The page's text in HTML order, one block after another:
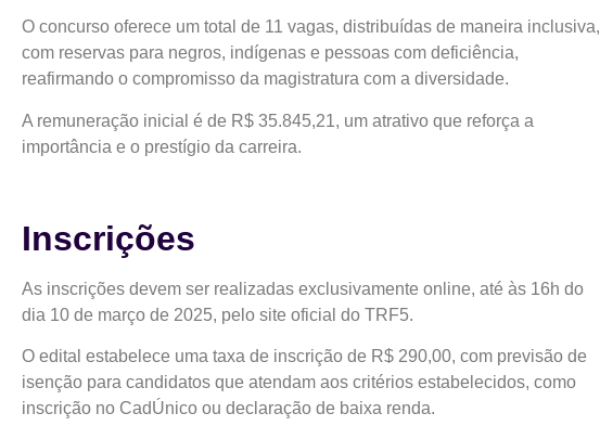
O concurso oferece um total de 11 vagas, distribuídas de maneira inclusiva,
com reservas para negros, indígenas e pessoas com deficiência,
reafirmando o compromisso da magistratura com a diversidade.
A remuneração inicial é de R$ 35.845,21, um atrativo que reforça a
importância e o prestígio da carreira.
Inscrições
As inscrições devem ser realizadas exclusivamente online, até às 16h do
dia 10 de março de 2025, pelo site oficial do TRF5.
O edital estabelece uma taxa de inscrição de R$ 290,00, com previsão de
isenção para candidatos que atendam aos critérios estabelecidos, como
inscrição no CadÚnico ou declaração de baixa renda.